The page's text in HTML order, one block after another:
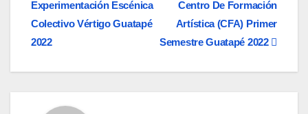
de
entradas
Centro De Formación
Artística (CFA) Primer
Semestre Guatapé 2022
Experimentación Escénica
Colectivo Vértigo Guatapé
2022